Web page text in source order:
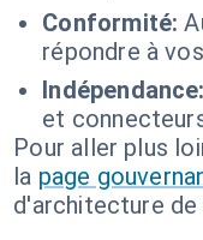
Conformité:
répondre à
Indépendance:
et
Pour aller plus
la page
d'architecture de